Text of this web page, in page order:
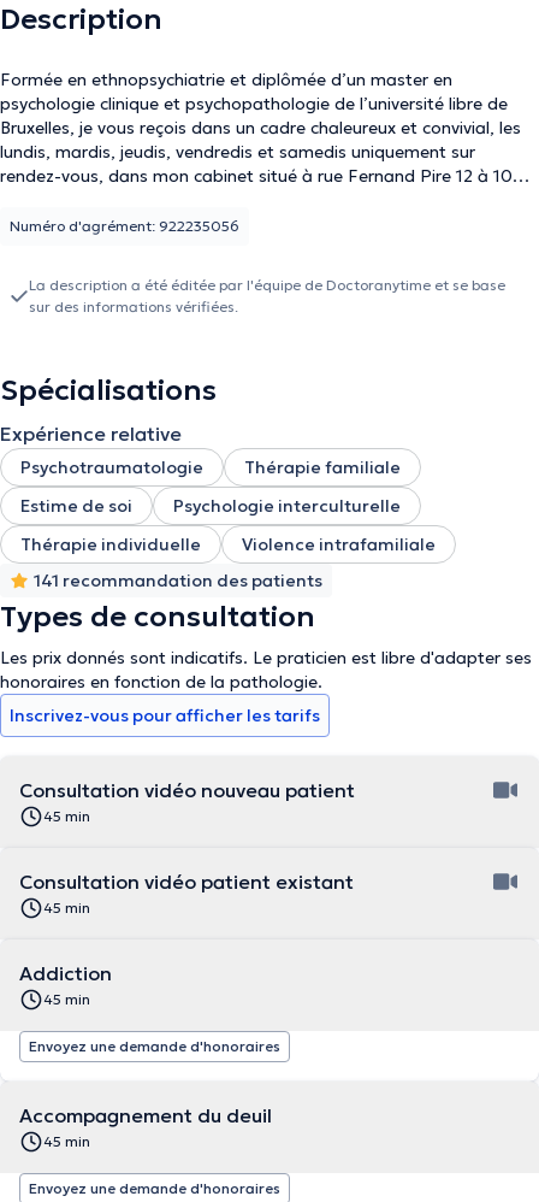
Description
Formée en ethnopsychiatrie et diplômée d’un master en
psychologie clinique et psychopathologie de l’université libre de
Bruxelles, je vous reçois dans un cadre chaleureux et convivial, les
lundis, mardis, jeudis, vendredis et samedis uniquement sur
rendez-vous, dans mon cabinet situé à rue Fernand Pire 12 à 1090
charge diverses problématiques tels que la dépression, le burnout,
addictions, le soutient à la parentalité, etc. Disposant d’une
formation complète et générale, je réalise des consultations
Numéro d'agrément: 922235056
La description a été éditée par l'équipe de Doctoranytime et se base
sur des informations vérifiées.
Spécialisations
Expérience relative
Psychotraumatologie
Thérapie familiale
Estime de soi
Psychologie interculturelle
Thérapie individuelle
Violence intrafamiliale
141 recommandation des patients
Types de consultation
Les prix donnés sont indicatifs. Le praticien est libre d'adapter ses
honoraires en fonction de la pathologie.
Inscrivez-vous pour afficher les tarifs
Consultation vidéo nouveau patient
45 min
Consultation vidéo patient existant
45 min
Addiction
45 min
Envoyez une demande d'honoraires
Accompagnement du deuil
45 min
Envoyez une demande d'honoraires